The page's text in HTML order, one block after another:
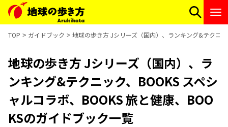
TOP ガイドブック 地球の歩き方 Jシリーズ（国内）、ランキング&テクニ
地球の歩き方 Jシリーズ（国内）、ラ
ンキング&テクニック、BOOKS スペシ
ャルコラボ、BOOKS 旅と健康、BOO
KSのガイドブック一覧